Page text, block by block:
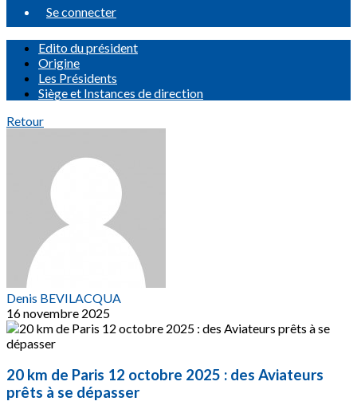
Se connecter
Edito du président
Origine
Les Présidents
Siège et Instances de direction
Retour
Denis BEVILACQUA
16 novembre 2025
20 km de Paris 12 octobre 2025 : des Aviateurs
prêts à se dépasser